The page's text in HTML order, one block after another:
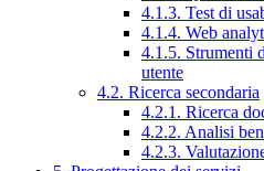
4.1.3. Test di
4.1.4. Web
4.1.5. Strumenti
utente
4.2. Ricerca secondaria
4.2.1. Ricerca
4.2.2. Analisi
4.2.3.